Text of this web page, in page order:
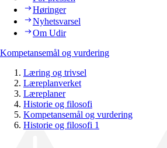
Høringer
Nyhetsvarsel
Om Udir
Kompetansemål og vurdering
Læring og trivsel
Læreplanverket
Læreplaner
Historie og filosofi
Kompetansemål og vurdering
Historie og filosofi 1